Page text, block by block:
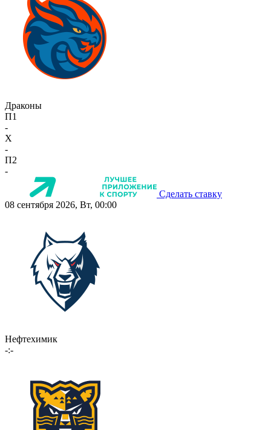
Драконы
П1
-
X
-
П2
-
Сделать ставку
08 сентября 2026, Вт, 00:00
Нефтехимик
-:-